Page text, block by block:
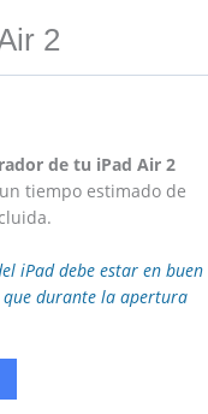
2
de tu iPad Air 2
tiempo estimado de
iPad debe estar en buen
que durante la apertura